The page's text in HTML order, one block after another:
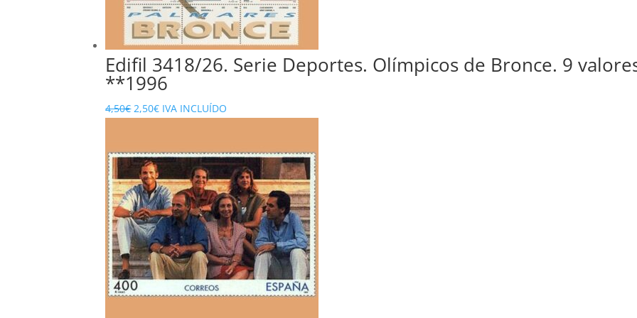
Edifil 3418/26. Serie Deportes. Olímpicos de Bronce. 9
**1996
4,50€ El
era:
4,50€.
2,50€El
es:
2,50€.
IVA INCLUÍDO